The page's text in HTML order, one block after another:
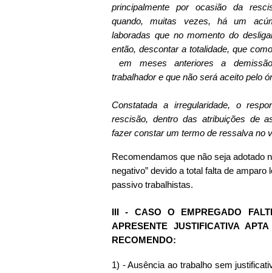
principalmente por ocasião da
quando, muitas vezes, há um
laboradas que no momento do
então, descontar a totalidade, que
em meses anteriores a
trabalhador e que não será aceito pelo
Constatada a irregularidade, o
rescisão, dentro das atribuições de
fazer constar um termo de ressalva no
Recomendamos que não seja adotado
negativo” devido a total falta de
passivo trabalhistas.
III - CASO O EMPREGADO
APRESENTE JUSTIFICATIVA
RECOMENDO:
1) - Ausência ao trabalho sem